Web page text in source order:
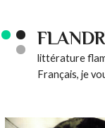
littérature
Français, je